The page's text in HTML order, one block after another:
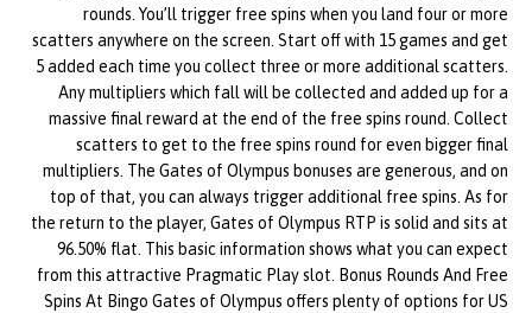
rounds. You’ll trigger free spins when you land four or more
scatters anywhere on the screen. Start off with 15 games and get
5 added each time you collect three or more additional scatters.
Any multipliers which fall will be collected and added up for a
massive final reward at the end of the free spins round. Collect
scatters to get to the free spins round for even bigger final
multipliers. The Gates of Olympus bonuses are generous, and on
top of that, you can always trigger additional free spins. As for
the return to the player, Gates of Olympus RTP is solid and sits at
96.50% flat. This basic information shows what you can expect
from this attractive Pragmatic Play slot. Bonus Rounds And Free
Spins At Bingo Gates of Olympus offers plenty of options for US